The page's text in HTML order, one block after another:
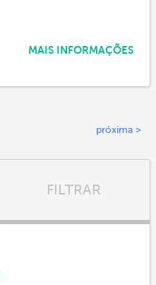
MAIS INFORMAÇÕES
próxima >
FILTRAR